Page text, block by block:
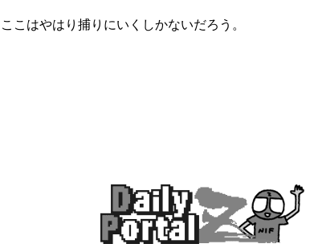
ここはやはり捕りにいくしかないだろう。